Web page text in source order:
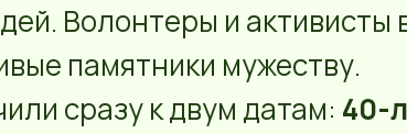
Волонтеры и активисты
памятники мужеству.
сразу к двум датам: 40-